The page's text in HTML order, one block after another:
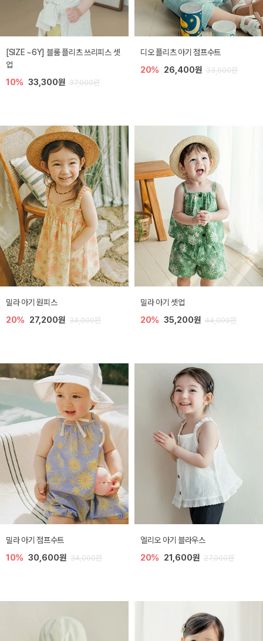
[SIZE ~6Y] 블룸 플리츠 쓰리피스 셋
업
10% 33,300원 37,000원
디오 플리츠 아기 점프수트
20% 26,400원 33,000원
밀라 아기 원피스
20% 27,200원 34,000원
밀라 아기 셋업
20% 35,200원 44,000원
밀라 아기 점프수트
10% 30,600원 34,000원
엘리오 아기 블라우스
20% 21,600원 27,000원